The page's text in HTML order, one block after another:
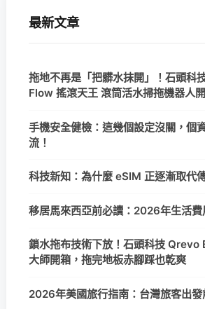
最新文章
拖地不再是「把髒水抹開」！石頭科
Flow 搖滾天王 滾筒活水掃拖機器人
手機安全健檢：這幾個設定沒關，個
流！
科技新知：為什麼 eSIM 正逐漸取代
移居馬來西亞前必讀：2026年生活費
鎖水拖布技術下放！石頭科技 Qrevo
大師開箱，拖完地板赤腳踩也乾爽
2026年美國旅行指南：台灣旅客出